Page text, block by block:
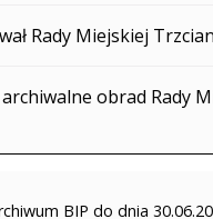
Rady Miejskiej
obrad Rady
BIP do dnia